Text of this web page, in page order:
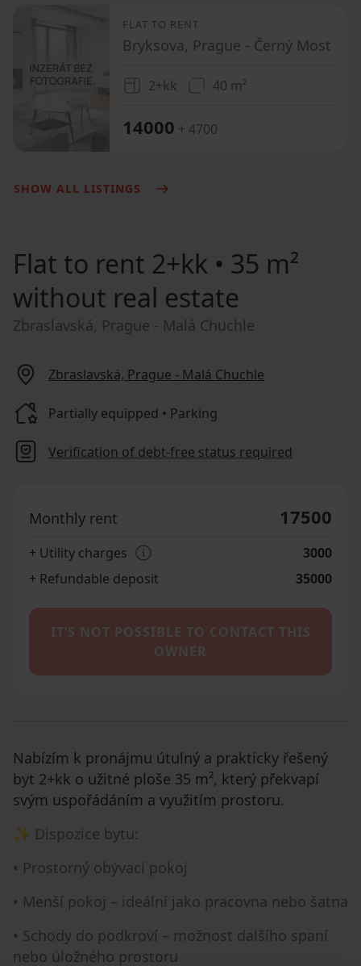
FLAT TO RENT
Bryksova, Prague - Černý Most
2+kk 40 m²
14000 + 4700
SHOW ALL LISTINGS
Flat to rent 2+kk • 35 m²
without real estate
Zbraslavská, Prague - Malá Chuchle
Zbraslavská, Prague - Malá Chuchle
Partially equipped • Parking
Verification of debt-free status required
Monthly rent 17500
+ Utility charges
3000
+ Refundable deposit
35000
IT’S NOT POSSIBLE TO CONTACT THIS
OWNER
Nabízím k pronájmu útulný a prakticky řešený
byt 2+kk o užitné ploše 35 m², který překvapí
svým uspořádáním a využitím prostoru.
✨ Dispozice bytu:
• Prostorný obývací pokoj
• Menší pokoj – ideální jako pracovna nebo šatna
• Schody do podkroví – možnost dalšího spaní
nebo úložného prostoru